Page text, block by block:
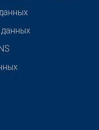
данных